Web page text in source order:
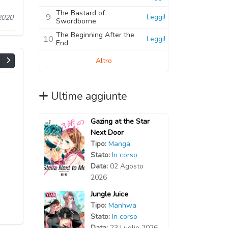
9 The Bastard of
Swordborne
Leggi!
10 The Beginning After the
End
Leggi!
Altro
Ultime aggiunte
Gazing at the Star
Next Door
Tipo: Manga
Stato: In corso
Data: 02 Agosto
2026
Jungle Juice
Tipo: Manhwa
Stato: In corso